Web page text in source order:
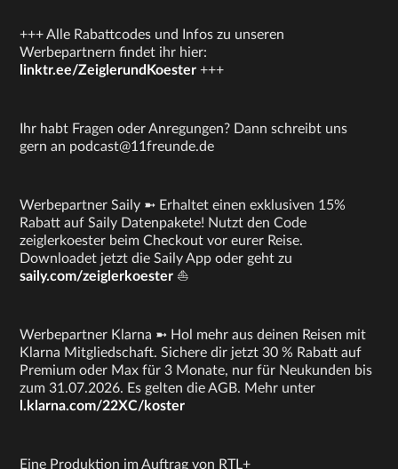
+++ Alle Rabattcodes und Infos zu unseren
Werbepartnern findet ihr hier:
linktr.ee/ZeiglerundKoester +++
Ihr habt Fragen oder Anregungen? Dann schreibt uns
gern an podcast@11freunde.de
Werbepartner Saily ➼ Erhaltet einen exklusiven 15%
Rabatt auf Saily Datenpakete! Nutzt den Code
zeiglerkoester beim Checkout vor eurer Reise.
Downloadet jetzt die Saily App oder geht zu
saily.com/zeiglerkoester ⛵
Werbepartner Klarna ➼ Hol mehr aus deinen Reisen mit
Klarna Mitgliedschaft. Sichere dir jetzt 30 % Rabatt auf
Premium oder Max für 3 Monate, nur für Neukunden bis
zum 31.07.2026. Es gelten die AGB. Mehr unter
l.klarna.com/22XC/koster
Eine Produktion im Auftrag von RTL+